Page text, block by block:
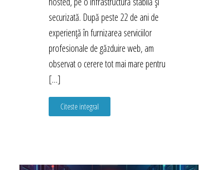
securizată. După peste 22 de ani de
experiență în furnizarea serviciilor
profesionale de găzduire web, am
observat o cerere tot mai mare pentru
[…]
Citeste integral